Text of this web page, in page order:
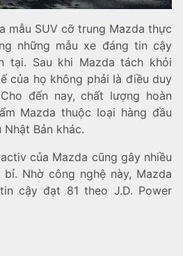
mẫu SUV cỡ trung Mazda thực
những mẫu xe đáng tin cậy
tại. Sau khi Mazda tách khỏi
của họ không phải là điều duy
đến nay, chất lượng hoàn
Mazda thuộc loại hàng đầu
Bản khác.
của Mazda cũng gây nhiều
Nhờ công nghệ này, Mazda
cậy đạt 81 theo J.D. Power